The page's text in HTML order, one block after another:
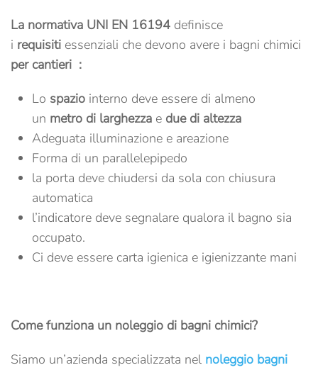
La normativa UNI EN 16194 definisce
i requisiti essenziali che devono avere i bagni chimici
per cantieri :
Lo spazio interno deve essere di almeno
un metro di larghezza e due di altezza
Adeguata illuminazione e areazione
Forma di un parallelepipedo
la porta deve chiudersi da sola con chiusura
automatica
l’indicatore deve segnalare qualora il bagno sia
occupato.
Ci deve essere carta igienica e igienizzante mani
Come funziona un noleggio di bagni chimici?
Siamo un’azienda specializzata nel noleggio bagni